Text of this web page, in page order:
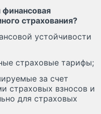
финансовая
страхования?
устойчивости
страховые тарифы;
за счет
страховых взносов и
для страховых